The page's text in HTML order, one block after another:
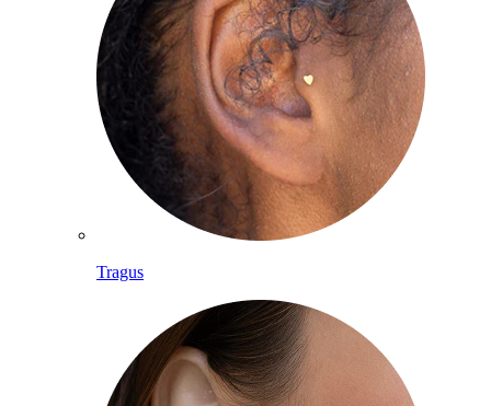
Tragus